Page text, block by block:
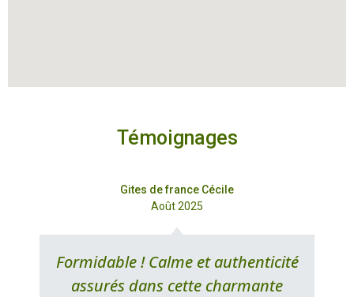
Témoignages
Formidable ! Calme et authenticité
assurés dans cette charmante
Gites de france Cécile
Août 2025